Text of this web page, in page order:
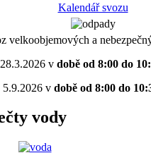
Kalendář svozu
velkoobjemových a
28.3.2026 vdobě od 8:00 do
5.9.2026 vdobě od 8:00 do
vody